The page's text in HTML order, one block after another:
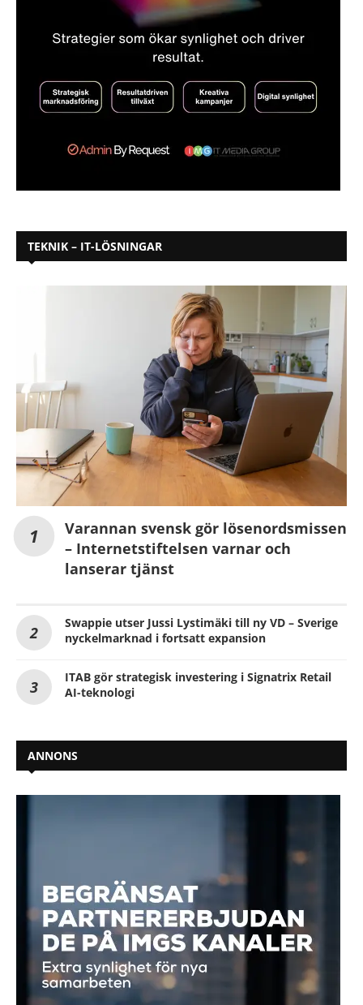
TEKNIK – IT-LÖSNINGAR
Varannan svensk gör lösenordsmissen
– Internetstiftelsen varnar och
lanserar tjänst
Swappie utser Jussi Lystimäki till ny VD – Sverige
nyckelmarknad i fortsatt expansion
ITAB gör strategisk investering i Signatrix Retail
AI-teknologi
ANNONS